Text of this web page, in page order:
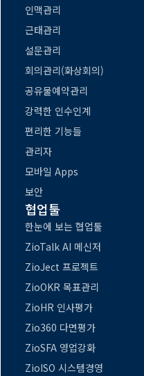
인맥관리
근태관리
설문관리
회의관리(화상회의)
공유물예약관리
강력한 인수인계
편리한 기능들
관리자
모바일 Apps
보안
협업툴
한눈에 보는 협업툴
ZioTalk AI 메신저
ZioJect 프로젝트
ZioOKR 목표관리
ZioHR 인사평가
Zio360 다면평가
ZioSFA 영업강화
ZioISO 시스템경영